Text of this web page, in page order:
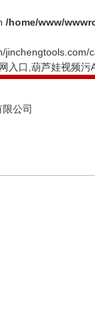
/home/www/
入口,葫芦娃视频污